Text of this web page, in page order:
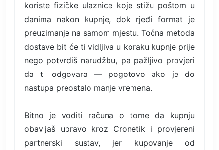
koriste fizičke ulaznice koje stižu poštom u
danima nakon kupnje, dok rjeđi format je
preuzimanje na samom mjestu. Točna metoda
dostave bit će ti vidljiva u koraku kupnje prije
nego potvrdiš narudžbu, pa pažljivo provjeri
da ti odgovara — pogotovo ako je do
nastupa preostalo manje vremena.
Bitno je voditi računa o tome da kupnju
obavljaš upravo kroz Cronetik i provjereni
partnerski sustav, jer kupovanje od